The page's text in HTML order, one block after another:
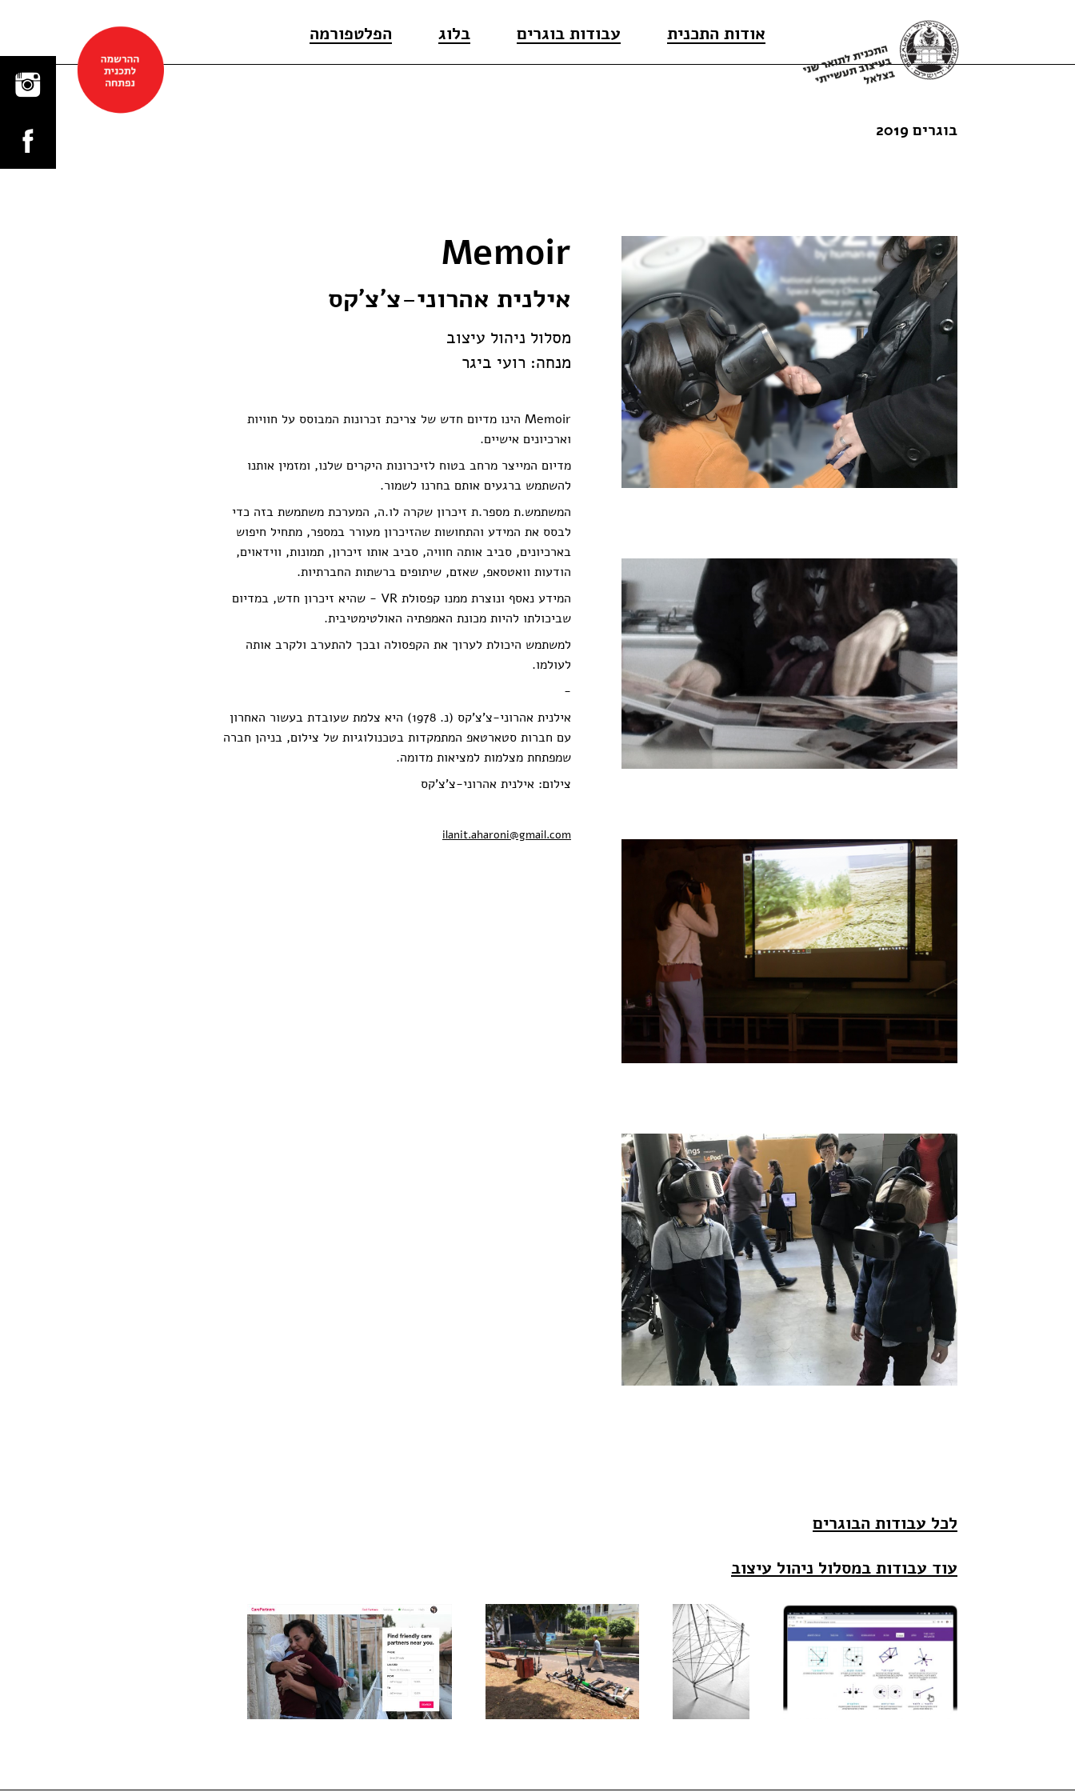
אודות התכנית עבודות בוגרים בלוג הפלטפורמה
בוגרים 2019
Memoir
אילנית אהרוני-צ'צ'קס
מסלול ניהול עיצוב
מנחה: רועי ביגר
Memoir הינו מדיום חדש של צריכת זכרונות המבוסס על חוויות
וארכיונים אישיים.
מדיום המייצר מרחב בטוח לזיכרונות היקרים שלנו, ומזמין אותנו
להשתמש ברגעים אותם בחרנו לשמור.
המשתמש.ת מספר.ת זיכרון שקרה לו.ה, המערכת משתמשת בזה כדי
לבסס את המידע והתחושות שהזיכרון מעורר במספר, מתחיל חיפוש
בארכיונים, סביב אותה חוויה, סביב אותו זיכרון, תמונות, ווידאוים,
הודעות וואטסאפ, שאזם, שיתופים ברשתות החברתיות.
המידע נאסף ונוצרת ממנו קפסולת VR - שהיא זיכרון חדש, במדיום
שביכולתו להיות מכונת האמפתיה האולטימטיבית.
למשתמש היכולת לערוך את הקפסולה ובכך להתערב ולקרב אותה
לעולמו.
-
אילנית אהרוני-צ'צ'קס (נ. 1978) היא צלמת שעובדת בעשור האחרון
עם חברות סטארטאפ המתמקדות בטכנולוגיות של צילום, בניהן חברה
שמפתחת מצלמות למציאות מדומה.
צילום: אילנית אהרוני-צ'צ'קס
ilanit.aharoni@gmail.com
לכל עבודות הבוגרים
עוד עבודות במסלול ניהול עיצוב